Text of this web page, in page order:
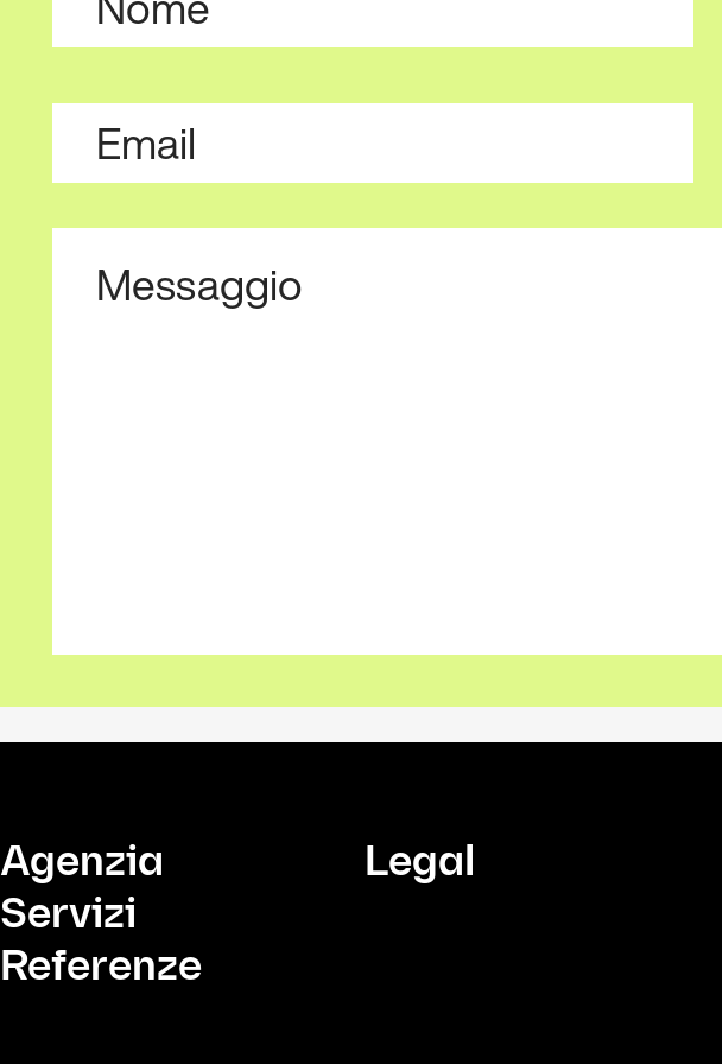
Agenzia
Servizi
Referenze
Legal